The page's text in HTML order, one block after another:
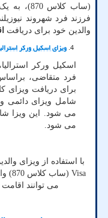
(ساب کلاس
فرزند فرد شهروند
والدین خود برای دریافت
ویزای اسکیل ورکر
اسکیل ورکر
فرد متقاضی،
برای دریافت ویزای
شامل ویزای دائمی و
می شود.
با استفاده از ویزای
Visa
می توانند